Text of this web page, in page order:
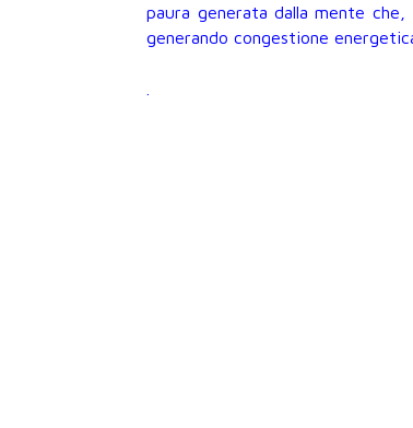
paura generata dalla mente
generando congestione